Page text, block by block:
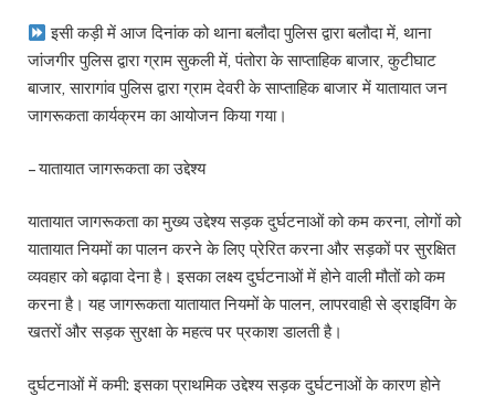
इसी कड़ी में आज दिनांक को थाना बलौदा पुलिस द्वारा बलौदा में, थाना
जांजगीर पुलिस द्वारा ग्राम सुकली में, पंतोरा के साप्ताहिक बाजार, कुटीघाट
बाजार, सारागांव पुलिस द्वारा ग्राम देवरी के साप्ताहिक बाजार में यातायात जन
जागरूकता कार्यक्रम का आयोजन किया गया।
– यातायात जागरूकता का उद्देश्य
यातायात जागरूकता का मुख्य उद्देश्य सड़क दुर्घटनाओं को कम करना, लोगों को
यातायात नियमों का पालन करने के लिए प्रेरित करना और सड़कों पर सुरक्षित
व्यवहार को बढ़ावा देना है। इसका लक्ष्य दुर्घटनाओं में होने वाली मौतों को कम
करना है। यह जागरूकता यातायात नियमों के पालन, लापरवाही से ड्राइविंग के
खतरों और सड़क सुरक्षा के महत्व पर प्रकाश डालती है।
दुर्घटनाओं में कमी: इसका प्राथमिक उद्देश्य सड़क दुर्घटनाओं के कारण होने